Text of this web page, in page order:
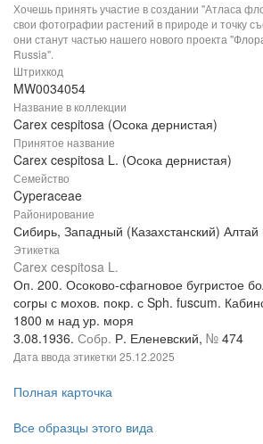
Хочешь принять участие в создании "Атласа
свои фотографии растений в природе и точку
они станут частью нашего нового проекта
Russia".
Штрихкод
MW0034054
Название в коллекции
Carex cespitosa (Осока дернистая)
Принятое название
Carex cespitosa L. (Осока дернистая)
Семейство
Cyperaceae
Районирование
Сибирь, Западный (Казахстанский) Алтай
Этикетка
Carex cespitosa L.
Оп. 200. Осоково-сфагновое бугристое
согры с мохов. покр. с Sph. fuscum.
1800 м над ур. моря
3.08.1936. Собр. Р. Еленевский, № 474
Дата ввода этикетки 25.12.2025
Полная карточка
Все образцы этого вида